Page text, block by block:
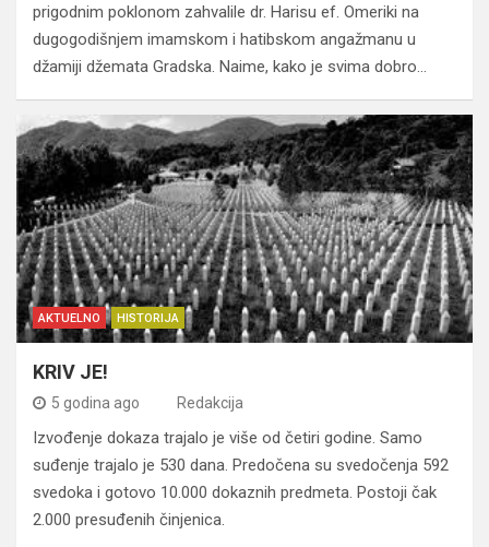
prigodnim poklonom zahvalile dr. Harisu ef. Omeriki na
dugogodišnjem imamskom i hatibskom angažmanu u
džamiji džemata Gradska. Naime, kako je svima dobro…
AKTUELNO HISTORIJA
KRIV JE!
5 godina ago Redakcija
Izvođenje dokaza trajalo je više od četiri godine. Samo
suđenje trajalo je 530 dana. Predočena su svedočenja 592
svedoka i gotovo 10.000 dokaznih predmeta. Postoji čak
2.000 presuđenih činjenica.